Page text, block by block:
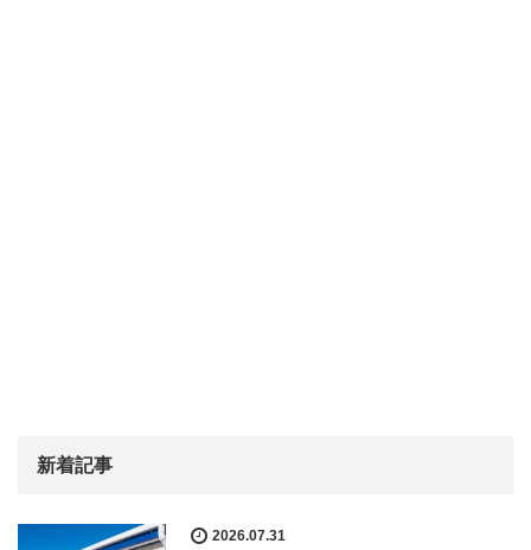
新着記事
2026.07.31